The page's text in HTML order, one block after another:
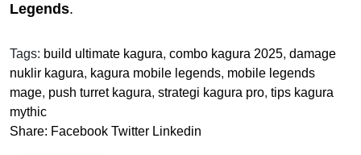
Legends.
Tags: build ultimate kagura, combo kagura 2025, damage
nuklir kagura, kagura mobile legends, mobile legends
mage, push turret kagura, strategi kagura pro, tips kagura
mythic
Share: Facebook Twitter Linkedin